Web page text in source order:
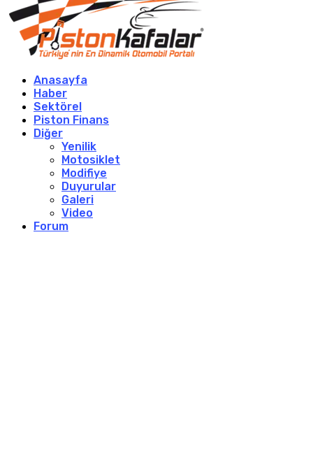
Anasayfa
Haber
Sektörel
Piston Finans
Diğer
Yenilik
Motosiklet
Modifiye
Duyurular
Galeri
Video
Forum